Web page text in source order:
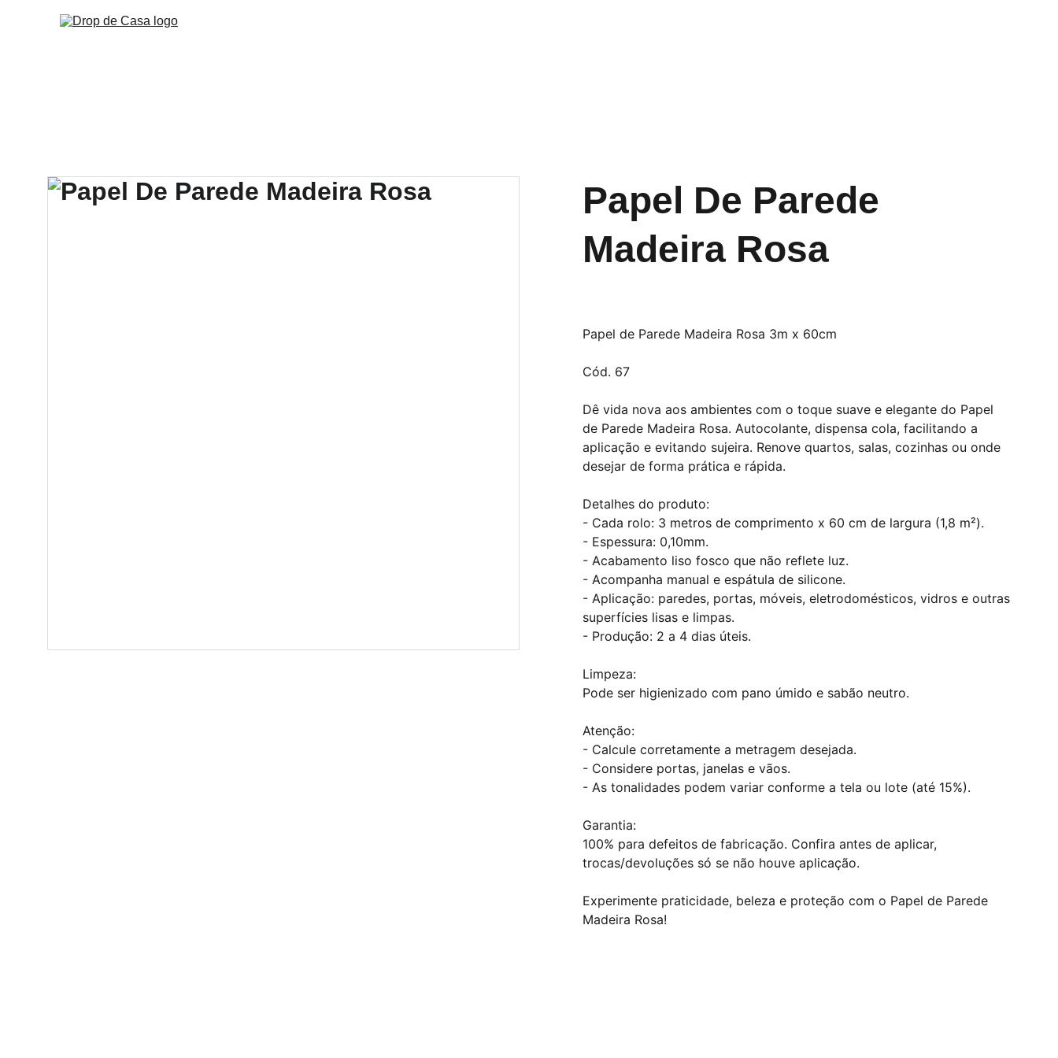
Papel De Parede
Madeira Rosa
Papel de Parede Madeira Rosa 3m x 60cm
Cód. 67
Dê vida nova aos ambientes com o toque suave e elegante do Papel
de Parede Madeira Rosa. Autocolante, dispensa cola, facilitando a
aplicação e evitando sujeira. Renove quartos, salas, cozinhas ou onde
desejar de forma prática e rápida.
Detalhes do produto:
- Cada rolo: 3 metros de comprimento x 60 cm de largura (1,8 m²).
- Espessura: 0,10mm.
- Acabamento liso fosco que não reflete luz.
- Acompanha manual e espátula de silicone.
- Aplicação: paredes, portas, móveis, eletrodomésticos, vidros e outras
superfícies lisas e limpas.
- Produção: 2 a 4 dias úteis.
Limpeza:
Pode ser higienizado com pano úmido e sabão neutro.
Atenção:
- Calcule corretamente a metragem desejada.
- Considere portas, janelas e vãos.
- As tonalidades podem variar conforme a tela ou lote (até 15%).
Garantia:
100% para defeitos de fabricação. Confira antes de aplicar,
trocas/devoluções só se não houve aplicação.
Experimente praticidade, beleza e proteção com o Papel de Parede
Madeira Rosa!